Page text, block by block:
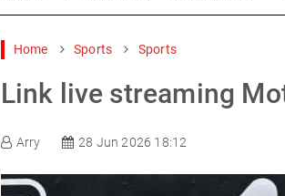
Gaya Hidup
Home Sports Sports
Link live streaming
Arry 28 Jun 2026 18:12